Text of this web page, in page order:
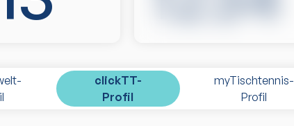
clickTT-
Profil
myTischtennis-
Profil